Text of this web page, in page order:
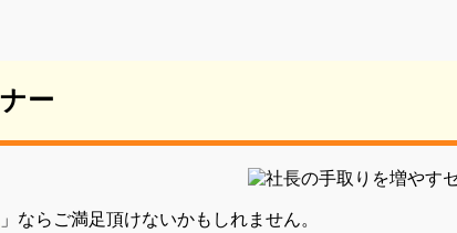
ー
」ならご満足頂けないかもしれません。